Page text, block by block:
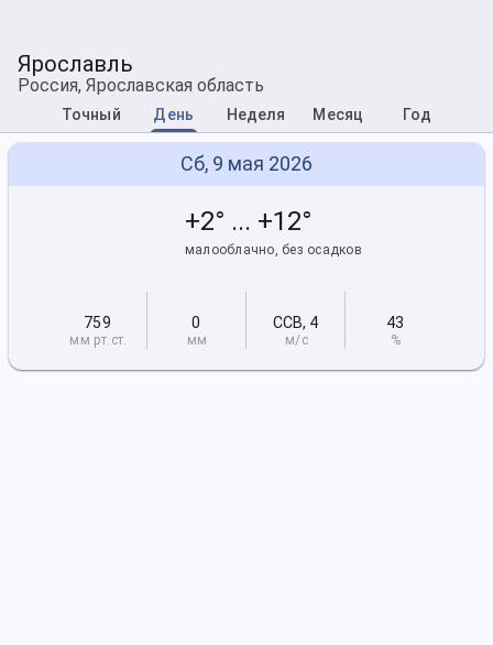
Ярославль
Россия, Ярославская область
Точный День Неделя Месяц Год
Сб, 9 мая 2026
+2° ... +12°
малооблачно, без осадков
759
мм рт.ст.
0
мм
ССВ, 4
м/с
43
%